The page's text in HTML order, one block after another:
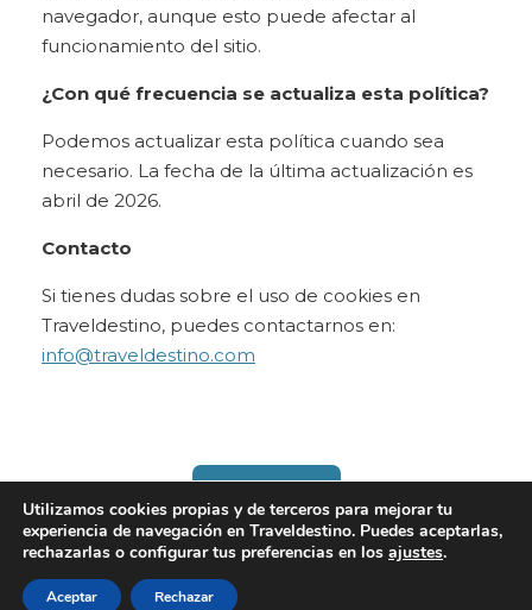
navegador, aunque esto puede afectar al
funcionamiento del sitio.
¿Con qué frecuencia se actualiza esta política?
Podemos actualizar esta política cuando sea
necesario. La fecha de la última actualización es
abril de 2026.
Contacto
Si tienes dudas sobre el uso de cookies en
Traveldestino, puedes contactarnos en:
info@traveldestino.com
Newsletter
Utilizamos cookies propias y de terceros para mejorar tu
experiencia de navegación en Traveldestino. Puedes aceptarlas,
rechazarlas o configurar tus preferencias en los ajustes.
Aceptar Rechazar